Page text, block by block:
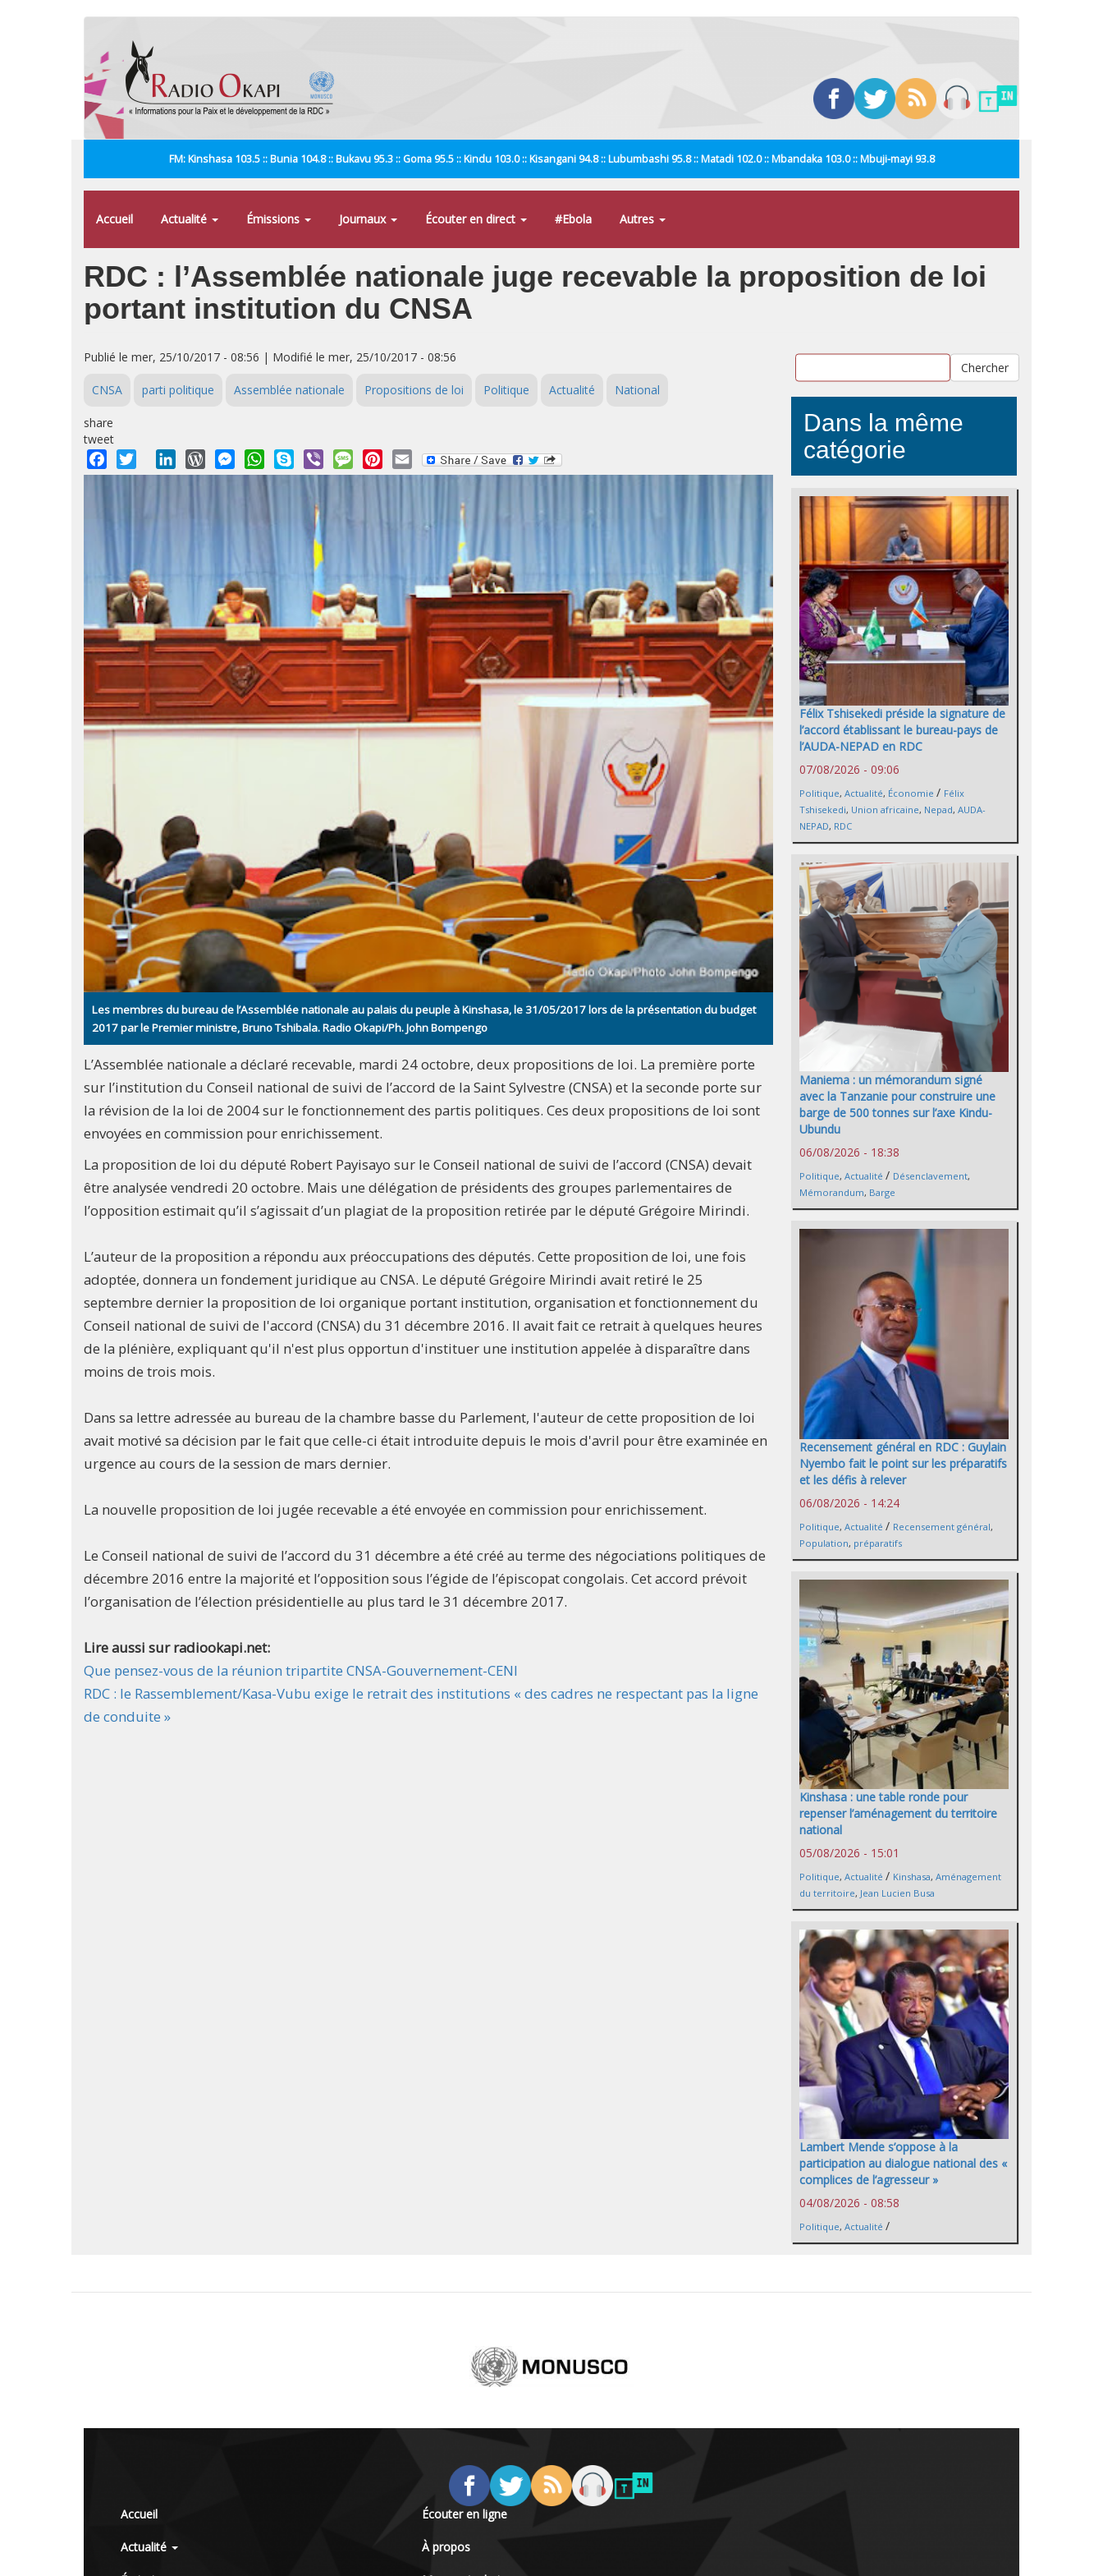
FM: Kinshasa 103.5 :: Bunia 104.8 :: Bukavu 95.3 :: Goma 95.5 :: Kindu 103.0 :: Kisangani 94.8 :: Lubumbashi 95.8 :: Matadi 102.0 :: Mbandaka 103.0 :: Mbuji-mayi 93.8
Accueil Actualité Émissions Journaux Écouter en direct #Ebola Autres
RDC : l’Assemblée nationale juge recevable la proposition de loi
portant institution du CNSA
Publié le mer, 25/10/2017 - 08:56 | Modifié le mer, 25/10/2017 - 08:56
CNSA parti politique Assemblée nationale Propositions de loi Politique Actualité National
share
tweet
Facebook
Twitter LinkedInWordPressMessengerWhatsApp
Skype Viber MessagePinterest
Email
Les membres du bureau de l’Assemblée nationale au palais du peuple à Kinshasa, le 31/05/2017 lors de la présentation du budget
2017 par le Premier ministre, Bruno Tshibala. Radio Okapi/Ph. John Bompengo
L’Assemblée nationale a déclaré recevable, mardi 24 octobre, deux propositions de loi. La première porte
sur l’institution du Conseil national de suivi de l’accord de la Saint Sylvestre (CNSA) et la seconde porte sur
la révision de la loi de 2004 sur le fonctionnement des partis politiques. Ces deux propositions de loi sont
envoyées en commission pour enrichissement.
La proposition de loi du député Robert Payisayo sur le Conseil national de suivi de l’accord (CNSA) devait
être analysée vendredi 20 octobre. Mais une délégation de présidents des groupes parlementaires de
l’opposition estimait qu’il s’agissait d’un plagiat de la proposition retirée par le député Grégoire Mirindi.
L’auteur de la proposition a répondu aux préoccupations des députés. Cette proposition de loi, une fois
adoptée, donnera un fondement juridique au CNSA. Le député Grégoire Mirindi avait retiré le 25
septembre dernier la proposition de loi organique portant institution, organisation et fonctionnement du
Conseil national de suivi de l'accord (CNSA) du 31 décembre 2016. Il avait fait ce retrait à quelques heures
de la plénière, expliquant qu'il n'est plus opportun d'instituer une institution appelée à disparaître dans
moins de trois mois.
Dans sa lettre adressée au bureau de la chambre basse du Parlement, l'auteur de cette proposition de loi
avait motivé sa décision par le fait que celle-ci était introduite depuis le mois d'avril pour être examinée en
urgence au cours de la session de mars dernier.
La nouvelle proposition de loi jugée recevable a été envoyée en commission pour enrichissement.
Le Conseil national de suivi de l’accord du 31 décembre a été créé au terme des négociations politiques de
décembre 2016 entre la majorité et l’opposition sous l’égide de l’épiscopat congolais. Cet accord prévoit
l’organisation de l’élection présidentielle au plus tard le 31 décembre 2017.
Lire aussi sur radiookapi.net:
Que pensez-vous de la réunion tripartite CNSA-Gouvernement-CENI
RDC : le Rassemblement/Kasa-Vubu exige le retrait des institutions « des cadres ne respectant pas la ligne
de conduite »
Chercher
Dans la même
catégorie
Félix Tshisekedi préside la signature de
l’accord établissant le bureau-pays de
l’AUDA-NEPAD en RDC
07/08/2026 - 09:06
Politique, Actualité, Économie / Félix
Tshisekedi, Union africaine, Nepad, AUDA-
NEPAD, RDC
Maniema : un mémorandum signé
avec la Tanzanie pour construire une
barge de 500 tonnes sur l’axe Kindu-
Ubundu
06/08/2026 - 18:38
Politique, Actualité / Désenclavement,
Mémorandum, Barge
Recensement général en RDC : Guylain
Nyembo fait le point sur les préparatifs
et les défis à relever
06/08/2026 - 14:24
Politique, Actualité / Recensement général,
Population, préparatifs
Kinshasa : une table ronde pour
repenser l’aménagement du territoire
national
05/08/2026 - 15:01
Politique, Actualité / Kinshasa, Aménagement
du territoire, Jean Lucien Busa
Lambert Mende s’oppose à la
participation au dialogue national des «
complices de l’agresseur »
04/08/2026 - 08:58
Politique, Actualité /
Accueil
Actualité
Écouter en ligne
À propos